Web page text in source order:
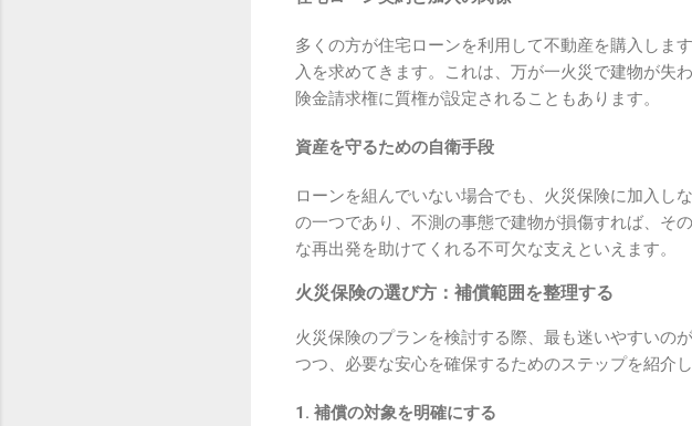
多くの方が住宅ローンを利用して不動産を購入しま
入を求めてきます。これは、万が一火災で建物が失
険金請求権に質権が設定されることもあります。
資産を守るための自衛手段
ローンを組んでいない場合でも、火災保険に加入し
の一つであり、不測の事態で建物が損傷すれば、そ
な再出発を助けてくれる不可欠な支えといえます。
火災保険の選び方：補償範囲を整理する
火災保険のプランを検討する際、最も迷いやすいの
つつ、必要な安心を確保するためのステップを紹介し
1. 補償の対象を明確にする